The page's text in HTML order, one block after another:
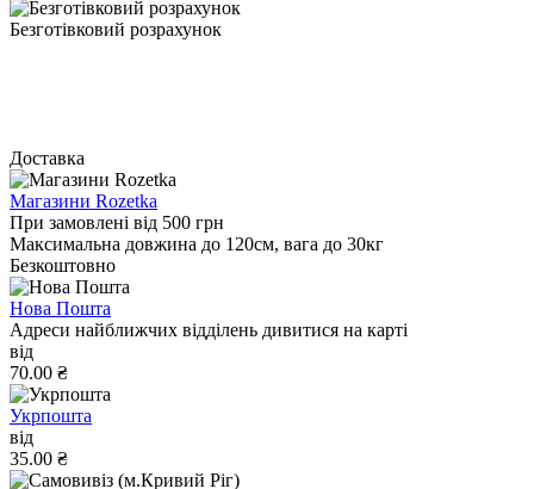
Безготівковий розрахунок
Доставка
Магазини Rozetka
При замовлені від 500 грн
Максимальна довжина до 120см, вага до 30кг
Безкоштовно
Нова Пошта
Адреси найближчих відділень дивитися на карті
від
70.00 ₴
Укрпошта
від
35.00 ₴